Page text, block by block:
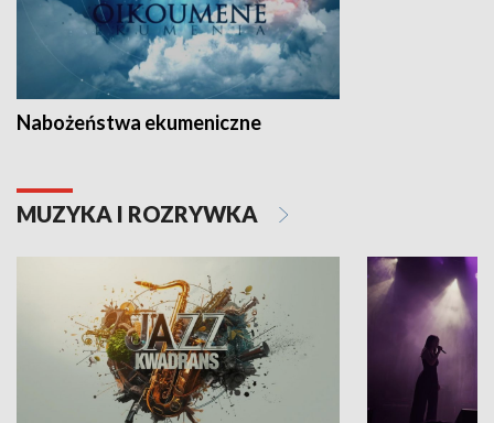
Nabożeństwa ekumeniczne
MUZYKA I ROZRYWKA